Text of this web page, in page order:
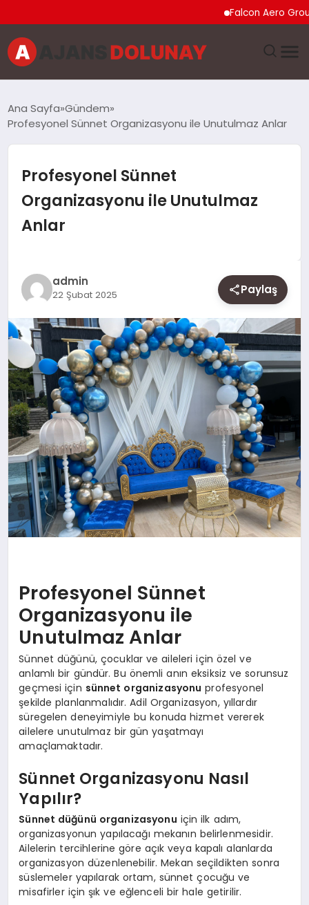
Falcon Aero Group,
EĞITIM
EKONOMI
GENEL
MAGAZIN
SIYASET
SPOR
YAŞAM
Ana Sayfa Gündem
Profesyonel Sünnet Organizasyonu ile Unutulmaz Anlar
Profesyonel Sünnet
Organizasyonu ile Unutulmaz
Anlar
admin
22 Şubat 2025 Paylaş
Profesyonel Sünnet
Organizasyonu ile
Unutulmaz Anlar
Sünnet düğünü, çocuklar ve aileleri için özel ve
anlamlı bir gündür. Bu önemli anın eksiksiz ve sorunsuz
geçmesi için sünnet organizasyonu profesyonel
şekilde planlanmalıdır. Adil Organizasyon, yıllardır
süregelen deneyimiyle bu konuda hizmet vererek
ailelere unutulmaz bir gün yaşatmayı
amaçlamaktadır.
Sünnet Organizasyonu Nasıl
Yapılır?
Sünnet düğünü organizasyonu için ilk adım,
organizasyonun yapılacağı mekanın belirlenmesidir.
Ailelerin tercihlerine göre açık veya kapalı alanlarda
organizasyon düzenlenebilir. Mekan seçildikten sonra
süslemeler yapılarak ortam, sünnet çocuğu ve
misafirler için şık ve eğlenceli bir hale getirilir.